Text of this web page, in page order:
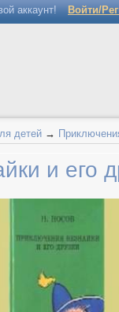
аккаунт! Войти/
детей →
и его